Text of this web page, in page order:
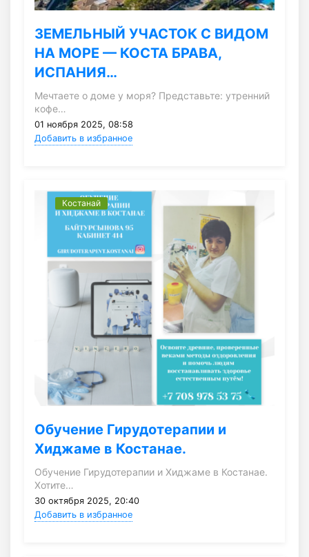
ЗЕМЕЛЬНЫЙ УЧАСТОК С ВИДОМ
НА МОРЕ — КОСТА БРАВА,
ИСПАНИЯ…
Мечтаете о доме у моря? Представьте: утренний
кофе…
01 ноября 2025, 08:58
Добавить в избранное
Костанай
Обучение Гирудотерапии и
Хиджаме в Костанае.
Обучение Гирудотерапии и Хиджаме в Костанае.
Хотите…
30 октября 2025, 20:40
Добавить в избранное